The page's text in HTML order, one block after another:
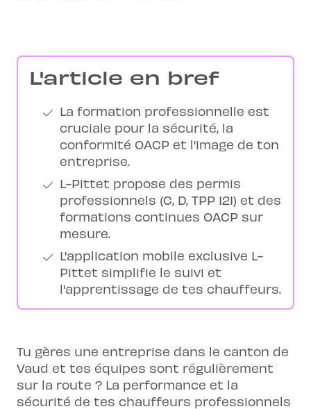
L'article en bref
La formation professionnelle est
cruciale pour la sécurité, la
conformité OACP et l'image de ton
entreprise.
L-Pittet propose des permis
professionnels (C, D, TPP 121) et des
formations continues OACP sur
mesure.
L'application mobile exclusive L-
Pittet simplifie le suivi et
l'apprentissage de tes chauffeurs.
Tu gères une entreprise dans le canton de
Vaud et tes équipes sont régulièrement
sur la route ? La performance et la
sécurité de tes chauffeurs professionnels